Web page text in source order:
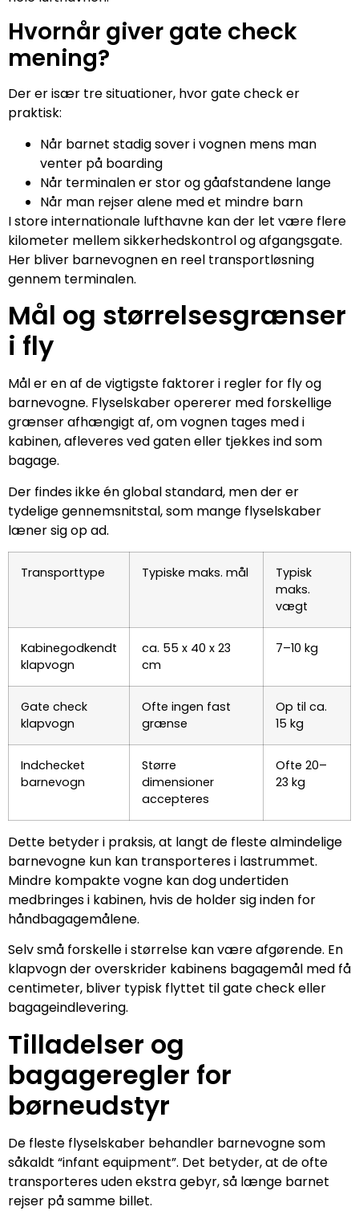
Hvornår giver gate check
mening?
Der er især tre situationer, hvor gate check er
praktisk:
Når barnet stadig sover i vognen mens man
venter på boarding
Når terminalen er stor og gåafstandene lange
Når man rejser alene med et mindre barn
I store internationale lufthavne kan der let være flere
kilometer mellem sikkerhedskontrol og afgangsgate.
Her bliver barnevognen en reel transportløsning
gennem terminalen.
Mål og størrelsesgrænser
i fly
Mål er en af de vigtigste faktorer i regler for fly og
barnevogne. Flyselskaber opererer med forskellige
grænser afhængigt af, om vognen tages med i
kabinen, afleveres ved gaten eller tjekkes ind som
bagage.
Der findes ikke én global standard, men der er
tydelige gennemsnitstal, som mange flyselskaber
læner sig op ad.
Transporttype Typiske maks. mål
Typisk
maks.
vægt
Kabinegodkendt
klapvogn
ca. 55 x 40 x 23
cm
7–10 kg
Gate check
klapvogn
Ofte ingen fast
grænse
Op til ca.
15 kg
Indchecket
barnevogn
Større
dimensioner
accepteres
Ofte 20–
23 kg
Dette betyder i praksis, at langt de fleste almindelige
barnevogne kun kan transporteres i lastrummet.
Mindre kompakte vogne kan dog undertiden
medbringes i kabinen, hvis de holder sig inden for
håndbagagemålene.
Selv små forskelle i størrelse kan være afgørende. En
klapvogn der overskrider kabinens bagagemål med få
centimeter, bliver typisk flyttet til gate check eller
bagageindlevering.
Tilladelser og
bagageregler for
børneudstyr
De fleste flyselskaber behandler barnevogne som
såkaldt “infant equipment”. Det betyder, at de ofte
transporteres uden ekstra gebyr, så længe barnet
rejser på samme billet.